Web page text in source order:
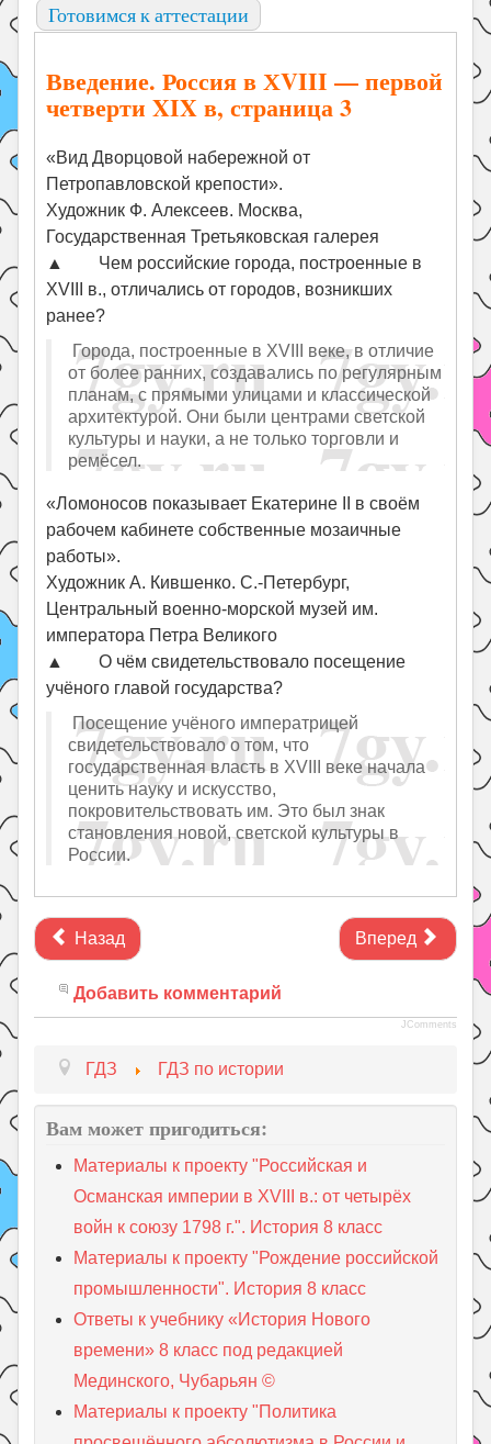
Готовимся к аттестации
Введение. Россия в ХVIII — первой
четверти XIX в, страница 3
«Вид Дворцовой набережной от
Петропавловской крепости».
Художник Ф. Алексеев. Москва,
Государственная Третьяковская галерея
▲ Чем российские города, построенные в
ХVIII в., отличались от городов, возникших
ранее?
Города, построенные в XVIII веке, в отличие
от более ранних, создавались по регулярным
планам, с прямыми улицами и классической
архитектурой. Они были центрами светской
культуры и науки, а не только торговли и
ремёсел.
«Ломоносов показывает Екатерине II в своём
рабочем кабинете собственные мозаичные
работы».
Художник А. Кившенко. С.-Петербург,
Центральный военно-морской музей им.
императора Петра Великого
▲ О чём свидетельствовало посещение
учёного главой государства?
Посещение учёного императрицей
свидетельствовало о том, что
государственная власть в XVIII веке начала
ценить науку и искусство,
покровительствовать им. Это был знак
становления новой, светской культуры в
России.
Назад Вперед
Добавить комментарий
JComments
ГДЗ ГДЗ по истории
Вам может пригодиться:
Материалы к проекту "Российская и
Османская империи в ХVIII в.: от четырёх
войн к союзу 1798 г.". История 8 класс
Материалы к проекту "Рождение российской
промышленности". История 8 класс
Ответы к учебнику «История Нового
времени» 8 класс под редакцией
Мединского, Чубарьян ©
Материалы к проекту "Политика